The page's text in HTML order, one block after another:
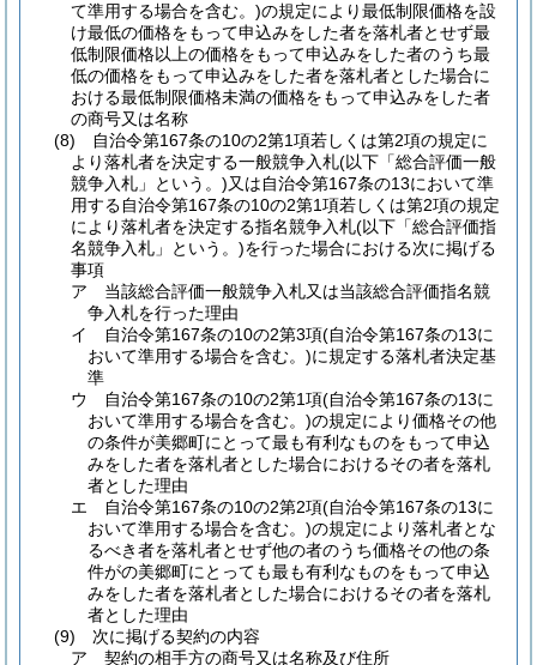
て準用する場合を含む。)の規定により最低制限価格を設
け最低の価格をもって申込みをした者を落札者とせず最
低制限価格以上の価格をもって申込みをした者のうち最
低の価格をもって申込みをした者を落札者とした場合に
おける最低制限価格未満の価格をもって申込みをした者
の商号又は名称
(8)
自治令第167条の10の2第1項若しくは第2項の規定に
より落札者を決定する一般競争入札(以下「総合評価一般
競争入札」という。)又は自治令第167条の13において準
用する自治令第167条の10の2第1項若しくは第2項の規定
により落札者を決定する指名競争入札(以下「総合評価指
名競争入札」という。)を行った場合における次に掲げる
事項
ア
当該総合評価一般競争入札又は当該総合評価指名競
争入札を行った理由
イ
自治令第167条の10の2第3項(自治令第167条の13に
おいて準用する場合を含む。)に規定する落札者決定基
準
ウ
自治令第167条の10の2第1項(自治令第167条の13に
おいて準用する場合を含む。)の規定により価格その他
の条件が美郷町にとって最も有利なものをもって申込
みをした者を落札者とした場合におけるその者を落札
者とした理由
エ
自治令第167条の10の2第2項(自治令第167条の13に
おいて準用する場合を含む。)の規定により落札者とな
るべき者を落札者とせず他の者のうち価格その他の条
件がの美郷町にとっても最も有利なものをもって申込
みをした者を落札者とした場合におけるその者を落札
者とした理由
(9)
次に掲げる契約の内容
ア
契約の相手方の商号又は名称及び住所